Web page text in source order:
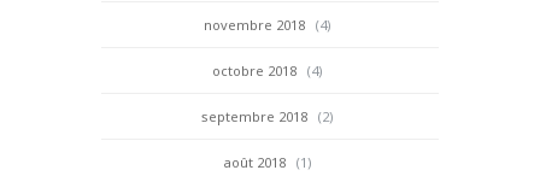
novembre 2018 (4)
octobre 2018 (4)
septembre 2018 (2)
août 2018 (1)